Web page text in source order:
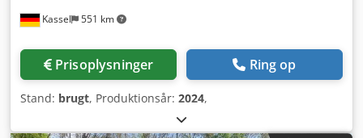
Kassel 551 km
Prisoplysninger Ring op
Stand: brugt, Produktionsår: 2024,